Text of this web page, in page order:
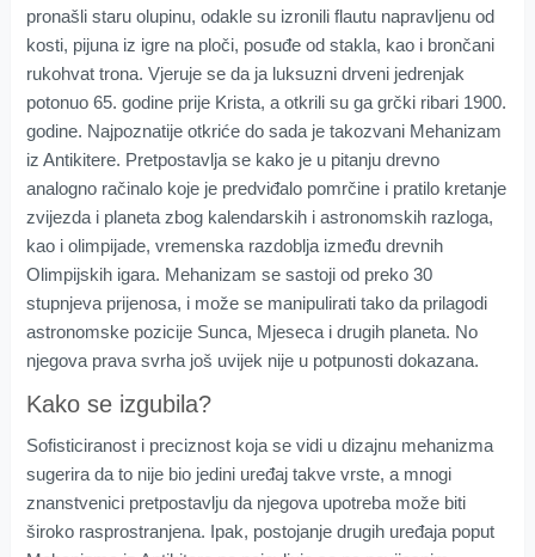
pronašli staru olupinu, odakle su izronili flautu napravljenu od
kosti, pijuna iz igre na ploči, posuđe od stakla, kao i brončani
rukohvat trona. Vjeruje se da ja luksuzni drveni jedrenjak
potonuo 65. godine prije Krista, a otkrili su ga grčki ribari 1900.
godine. Najpoznatije otkriće do sada je takozvani Mehanizam
iz Antikitere. Pretpostavlja se kako je u pitanju drevno
analogno račinalo koje je predviđalo pomrčine i pratilo kretanje
zvijezda i planeta zbog kalendarskih i astronomskih razloga,
kao i olimpijade, vremenska razdoblja između drevnih
Olimpijskih igara. Mehanizam se sastoji od preko 30
stupnjeva prijenosa, i može se manipulirati tako da prilagodi
astronomske pozicije Sunca, Mjeseca i drugih planeta. No
njegova prava svrha još uvijek nije u potpunosti dokazana.
Kako se izgubila?
Sofisticiranost i preciznost koja se vidi u dizajnu mehanizma
sugerira da to nije bio jedini uređaj takve vrste, a mnogi
znanstvenici pretpostavlju da njegova upotreba može biti
široko rasprostranjena. Ipak, postojanje drugih uređaja poput